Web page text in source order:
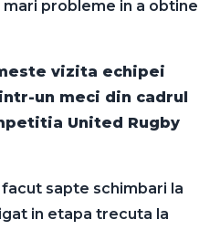
mari probleme in a obtine
vizita echipei
un meci din cadrul
United Rugby
sapte schimbari la
in etapa trecuta la